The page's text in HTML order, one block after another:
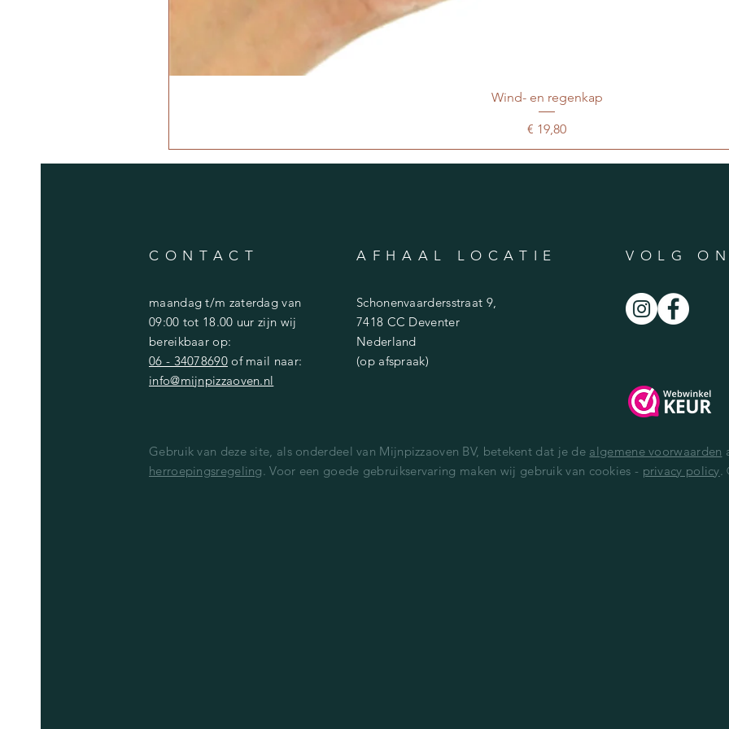
Wind- en regenkap
Prijs
€ 19,80
CONTACT
maandag t/m zaterdag van
09:00 tot 18.00 uur zijn wij
bereikbaar op:
06 - 34078690of mail naar:
info@mijnpizzaoven.nl
AFHAAL LOCATIE
Schonenvaardersstraat 9,
7418 CC Deventer
Nederland
(op afspraak)
VOLG
Gebruik van deze site, als onderdeel van Mijnpizzaoven BV, betekent dat je de algemene voorwaarden
herroepingsregeling . Voor een goede gebruikservaring maken wij gebruik van cookies - privacy policy